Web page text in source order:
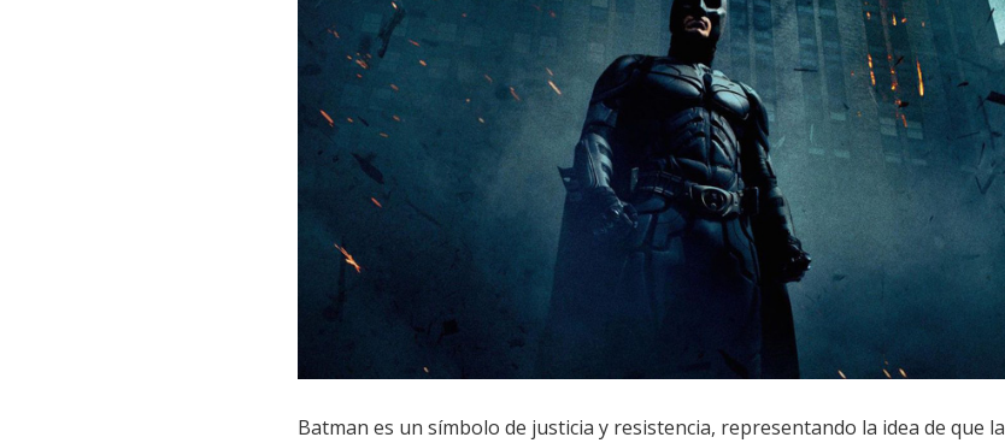
Batman es un símbolo de justicia y resistencia, representando la idea de que la